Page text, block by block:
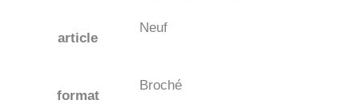
article
Neuf
format
Broché